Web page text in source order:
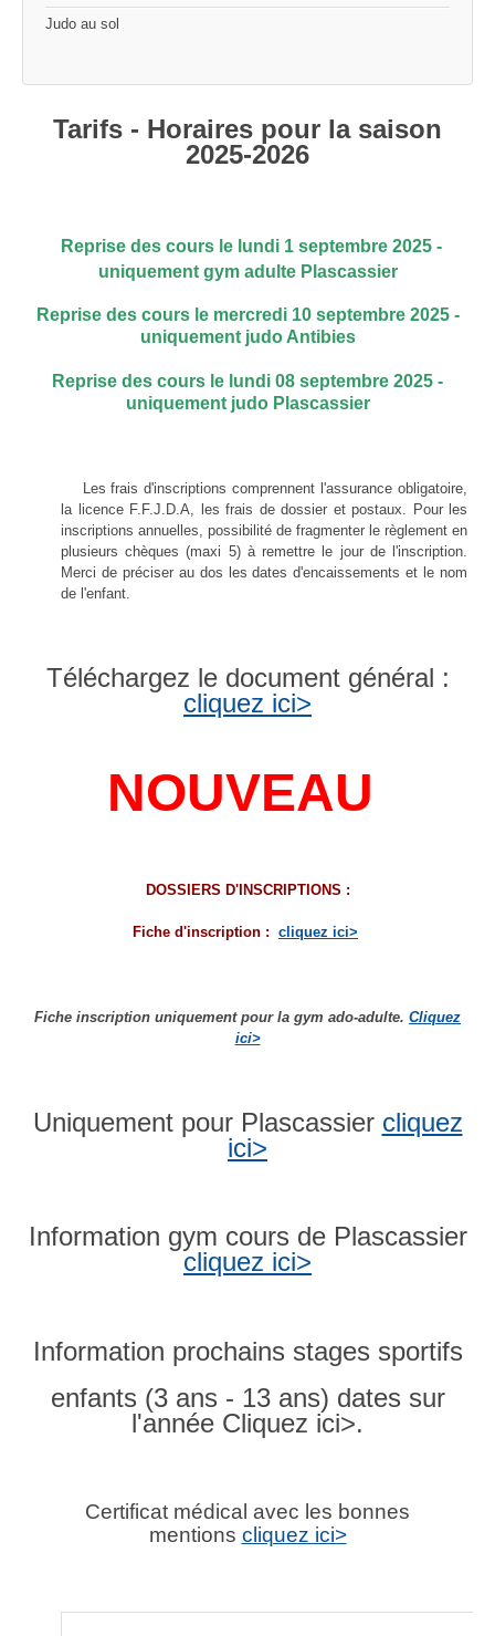
Judo au sol
Tarifs - Horaires pour la saison
2025-2026
Reprise des cours le lundi 1 septembre 2025 -
uniquement gym adulte Plascassier
Reprise des cours le mercredi 10 septembre 2025 -
uniquement judo Antibies
Reprise des cours le lundi 08 septembre 2025 -
uniquement judo Plascassier
Les frais d'inscriptions comprennent l'assurance obligatoire,
la licence F.F.J.D.A, les frais de dossier et postaux. Pour les
inscriptions annuelles, possibilité de fragmenter le règlement en
plusieurs chèques (maxi 5) à remettre le jour de l'inscription.
Merci de préciser au dos les dates d'encaissements et le nom
de l'enfant.
Téléchargez le document général :
cliquez ici>
NOUVEAU
DOSSIERS D'INSCRIPTIONS :
Fiche d'inscription : cliquez ici>
Fiche inscription uniquement pour la gym ado-adulte. Cliquez
ici>
Uniquement pour Plascassier cliquez
ici>
Information gym cours de Plascassier
cliquez ici>
Information prochains stages sportifs
enfants (3 ans - 13 ans) dates sur
l'année Cliquez ici>.
Certificat médical avec les bonnes
mentions cliquez ici>